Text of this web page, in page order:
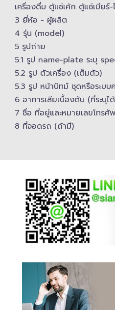
เครื่องดื่ม ตู้แช่เค้ก ตู้แช่เบียร์-
3 ยี่ห้อ -​ ผู้ผลิต
4 รุ่น (model)
5 รูปถ่าย
5.1 รูป name-plate ระบุ
5.2 รูป ตัวเครื่อง (เต็มตัว)
5.3 รูป หน้าปัทม์ ชุดหรือระบ
6 อาการเสียเบื้องต้น (ที่ระบุไ
7 ชื่อ ที่อยู่และ​หมายเลขโทร
8 ที่จอดรถ (ถ้ามี)​